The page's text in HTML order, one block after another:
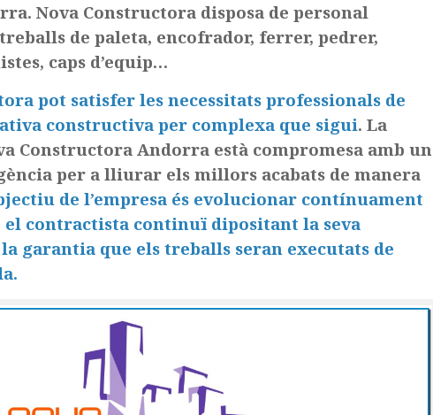
Nova Constructora disposa de personal
de paleta, encofrador, ferrer, pedrer,
caps d’equip…
pot satisfer les necessitats professionals de
constructiva per complexa que sigui. La
Constructora Andorra està compromesa amb un
per a lliurar els millors acabats de manera
de l’empresa és evolucionar contínuament
el contractista continuï dipositant la seva
garantia que els treballs seran executats de